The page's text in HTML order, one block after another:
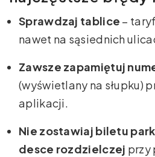
Sprawdzaj tablice –
nawet na sąsiednich
Zawsze zapamiętuj
(wyświetlany na słupku)
aplikacji.
Nie zostawiaj biletu
desce rozdzielczej przy